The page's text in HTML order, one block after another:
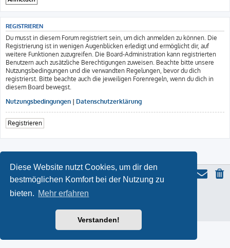
Diese Website nutzt Cookies, um dir den
bestmöglichen Komfort bei der Nutzung zu
bieten. Mehr erfahren
Verstanden!
REGISTRIEREN
Du musst in diesem Forum registriert sein, um dich anmelden zu können. Die
Registrierung ist in wenigen Augenblicken erledigt und ermöglicht dir, auf
weitere Funktionen zuzugreifen. Die Board-Administration kann registrierten
Benutzern auch zusätzliche Berechtigungen zuweisen. Beachte bitte unsere
Nutzungsbedingungen und die verwandten Regelungen, bevor du dich
registrierst. Bitte beachte auch die jeweiligen Forenregeln, wenn du dich in
diesem Board bewegst.
Nutzungsbedingungen | Datenschutzerklärung
Registrieren
ProLight Style by
Nutzungsbedingungen